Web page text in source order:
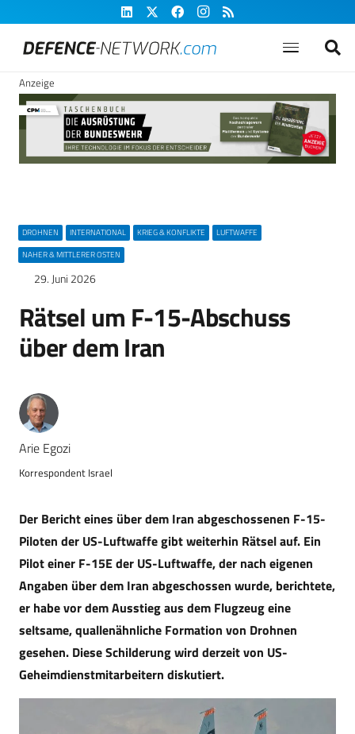
Anzeige
DROHNEN INTERNATIONAL KRIEG & KONFLIKTE
LUFTWAFFE
NAHER & MITTLERER OSTEN
29. Juni 2026
Rätsel um F-15-Abschuss
über dem Iran
Arie Egozi
Korrespondent Israel
Der Bericht eines über dem Iran abgeschossenen F-15-
Piloten der US-Luftwaffe gibt weiterhin Rätsel auf. Ein
Pilot einer F-15E der US-Luftwaffe, der nach eigenen
Angaben über dem Iran abgeschossen wurde, berichtete,
er habe vor dem Ausstieg aus dem Flugzeug eine
seltsame, quallenähnliche Formation von Drohnen
gesehen. Diese Schilderung wird derzeit von US-
Geheimdienstmitarbeitern diskutiert.